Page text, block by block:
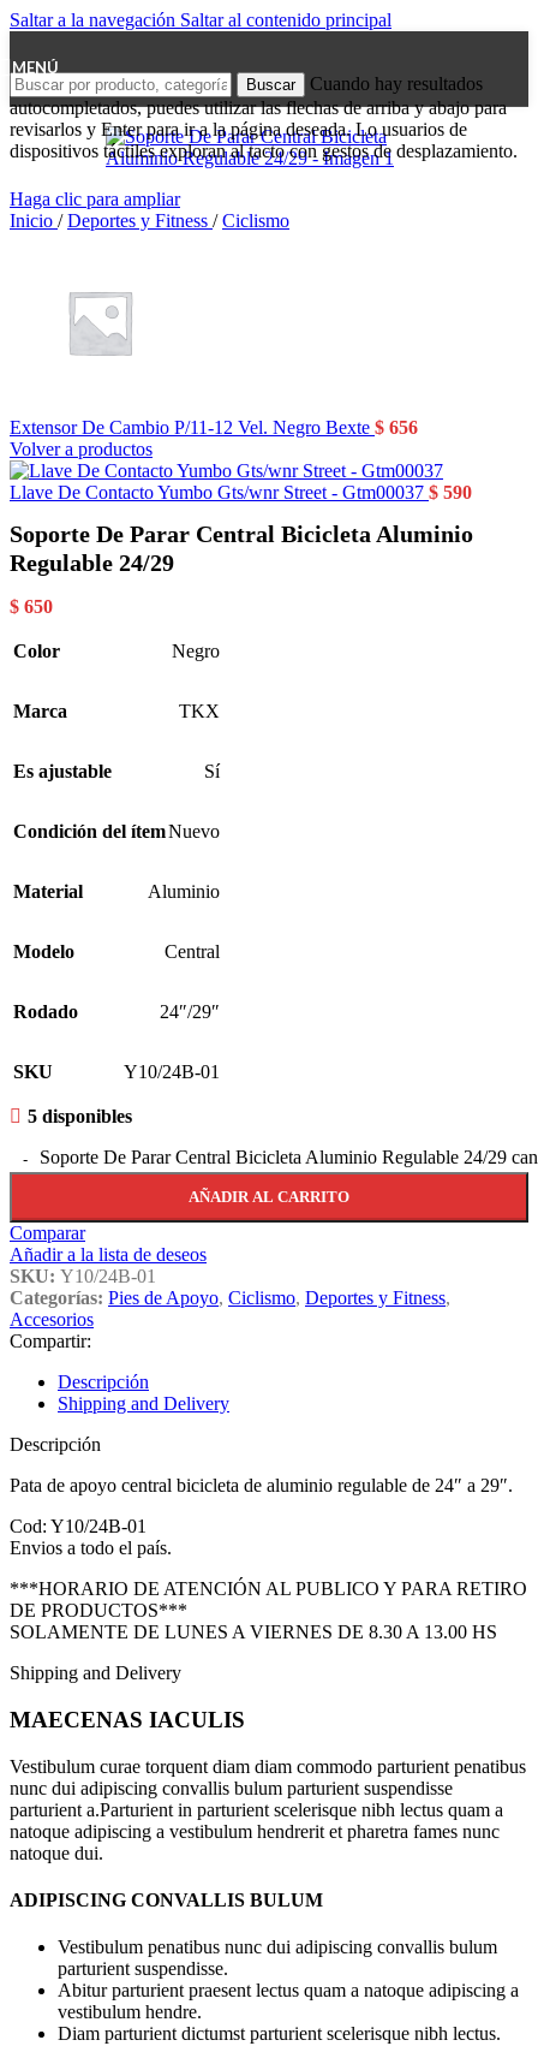
Saltar a la navegación Saltar al contenido principal
MENÚ
Buscar
Cuando hay resultados
autocompletados, puedes utilizar las flechas de arriba y abajo para
revisarlos y Enter para ir a la página deseada. Lo usuarios de
dispositivos táctiles exploran al tacto con gestos de desplazamiento.
Haga clic para ampliar
Inicio / Deportes y Fitness / Ciclismo
Extensor De Cambio P/11-12 Vel. Negro Bexte $ 656
Volver a productos
Llave De Contacto Yumbo Gts/wnr Street - Gtm00037 $ 590
Soporte De Parar Central Bicicleta Aluminio
Regulable 24/29
$ 650
Color Negro
Marca TKX
Es ajustable Sí
Condición del ítemNuevo
Material Aluminio
Modelo Central
Rodado 24″/29″
SKU Y10/24B-01
5 disponibles
Soporte De Parar Central Bicicleta Aluminio Regulable 24/29
AÑADIR AL CARRITO
Comparar
Añadir a la lista de deseos
SKU: Y10/24B-01
Categorías: Pies de Apoyo, Ciclismo, Deportes y Fitness,
Accesorios
Compartir:
Descripción
Shipping and Delivery
Descripción
Pata de apoyo central bicicleta de aluminio regulable de 24″ a 29″.
Cod: Y10/24B-01
Envios a todo el país.
***HORARIO DE ATENCIÓN AL PUBLICO Y PARA RETIRO
DE PRODUCTOS***
SOLAMENTE DE LUNES A VIERNES DE 8.30 A 13.00 HS
Shipping and Delivery
MAECENAS IACULIS
Vestibulum curae torquent diam diam commodo parturient penatibus
nunc dui adipiscing convallis bulum parturient suspendisse
parturient a.Parturient in parturient scelerisque nibh lectus quam a
natoque adipiscing a vestibulum hendrerit et pharetra fames nunc
natoque dui.
ADIPISCING CONVALLIS BULUM
Vestibulum penatibus nunc dui adipiscing convallis bulum
parturient suspendisse.
Abitur parturient praesent lectus quam a natoque adipiscing a
vestibulum hendre.
Diam parturient dictumst parturient scelerisque nibh lectus.